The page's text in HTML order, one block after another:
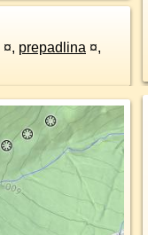
¤, prepadlina ¤,